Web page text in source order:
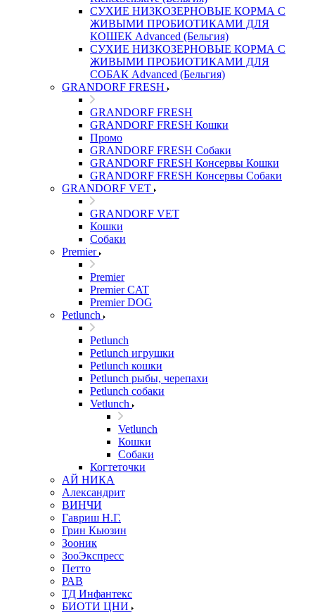
СУХИЕ НИЗКОЗЕРНОВЫЕ КОРМА С
ЖИВЫМИ ПРОБИОТИКАМИ ДЛЯ
КОШЕК Advanced (Бельгия)
СУХИЕ НИЗКОЗЕРНОВЫЕ КОРМА С
ЖИВЫМИ ПРОБИОТИКАМИ ДЛЯ
СОБАК Advanced (Бельгия)
GRANDORF FRESH
GRANDORF FRESH
GRANDORF FRESH Кошки
Промо
GRANDORF FRESH Собаки
GRANDORF FRESH Консервы Кошки
GRANDORF FRESH Консервы Собаки
GRANDORF VET
GRANDORF VET
Кошки
Собаки
Premier
Premier
Premier CAT
Premier DOG
Petlunch
Petlunch
Petlunch игрушки
Petlunch кошки
Petlunch рыбы, черепахи
Petlunch собаки
Vetlunch
Vetlunch
Кошки
Собаки
Когтеточки
АЙ НИКА
Александрит
ВИНЧИ
Гавриш Н.Г.
Грин Кьюзин
Зооник
ЗооЭкспресс
Петто
РАВ
ТД Инфантекс
БИОТИ ЦНИ